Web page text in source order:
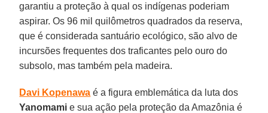
garantiu a proteção à qual os indígenas poderiam
aspirar. Os 96 mil quilômetros quadrados da reserva,
que é considerada santuário ecológico, são alvo de
incursões frequentes dos traficantes pelo ouro do
subsolo, mas também pela madeira.
Davi Kopenawa é a figura emblemática da luta dos
Yanomami e sua ação pela proteção da Amazônia é